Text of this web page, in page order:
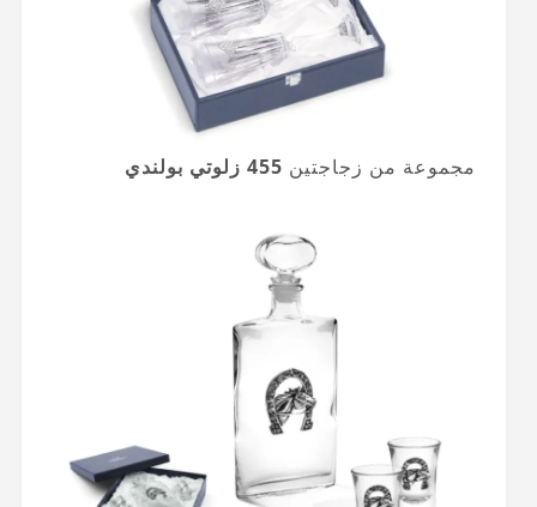
مجموعة من زجاجتين 455 زلوتي بولندي